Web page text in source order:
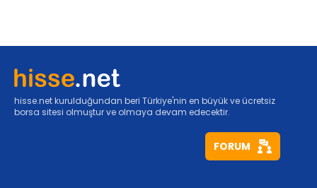
hisse.net kurulduğundan beri Türkiye'nin en büyük ve ücretsiz
borsa sitesi olmuştur ve olmaya devam edecektir.
FORUM